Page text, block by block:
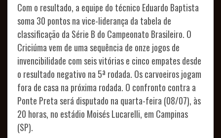
CLUBE
CARVOEIRO
CONSULADOS
FUTEBOL
PROFISSIONAL
COMISSÃO
TÉCNICA
Com o resultado, a equipe do técnico Eduardo Baptista
soma 30 pontos na vice-liderança da tabela de
classificação da Série B do Campeonato Brasileiro. O
Criciúma vem de uma sequência de onze jogos de
invencibilidade com seis vitórias e cinco empates desde
o resultado negativo na 5ª rodada. Os carvoeiros jogam
fora de casa na próxima rodada. O confronto contra a
Ponte Preta será disputado na quarta-feira (08/07), às
20 horas, no estádio Moisés Lucarelli, em Campinas
(SP).